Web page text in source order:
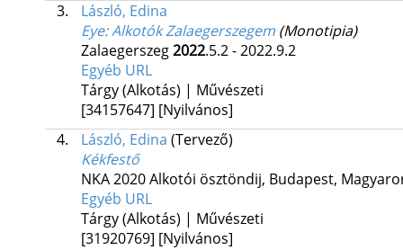
3.
László, Edina
Eye: Alkotók Zalaegerszegem(Monotipia)
Zalaegerszeg2022.5.2 - 2022.9.2
Egyéb URL
Tárgy (Alkotás) | Művészeti
[34157647] [Nyilvános]
4.
László, Edina (Tervező)
Kékfestő
NKA 2020 Alkotói ösztöndij, Budapest,
Egyéb URL
Tárgy (Alkotás) | Művészeti
[31920769] [Nyilvános]